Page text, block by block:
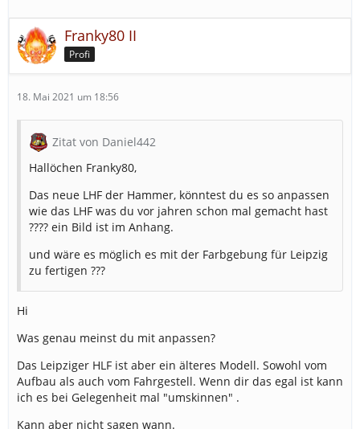
Franky80 II
Profi
18. Mai 2021 um 18:56
Zitat von Daniel442
Hallöchen Franky80,
Das neue LHF der Hammer, könntest du es so anpassen
wie das LHF was du vor jahren schon mal gemacht hast
???? ein Bild ist im Anhang.
und wäre es möglich es mit der Farbgebung für Leipzig
zu fertigen ???
Hi
Was genau meinst du mit anpassen?
Das Leipziger HLF ist aber ein älteres Modell. Sowohl vom
Aufbau als auch vom Fahrgestell. Wenn dir das egal ist kann
ich es bei Gelegenheit mal "umskinnen" .
Kann aber nicht sagen wann.